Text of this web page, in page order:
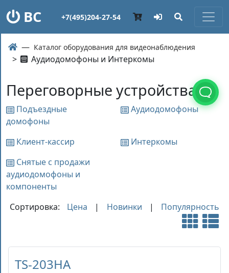
ВС +7(495)204-27-54
Каталог оборудования для видеонаблюдения
> Аудиодомофоны и Интеркомы
Переговорные устройства
Подъездные
домофоны
Аудиодомофоны
Клиент-кассир
Интеркомы
Снятые с продажи
аудиодомофоны и
компоненты
Сортировка:
Цена | Новинки | Популярность
TS-203HA